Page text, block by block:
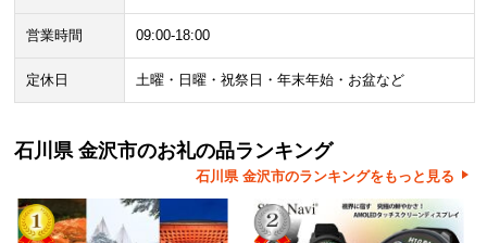
営業時間 09:00-18:00
定休日 土曜・日曜・祝祭日・年末年始・お盆など
石川県 金沢市のお礼の品ランキング
石川県 金沢市のランキングをもっと見る